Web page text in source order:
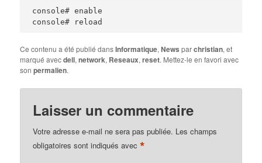
console# enable
console# reload
Ce contenu a été publié dansInformatique,News parchristian, et
marqué avecdell,network, Reseaux,reset. Mettez-le en favori avec
sonpermalien.
Laisser un commentaire
Votre adresse e-mail ne sera pas publiée. Les champs
obligatoires sont indiqués avec*